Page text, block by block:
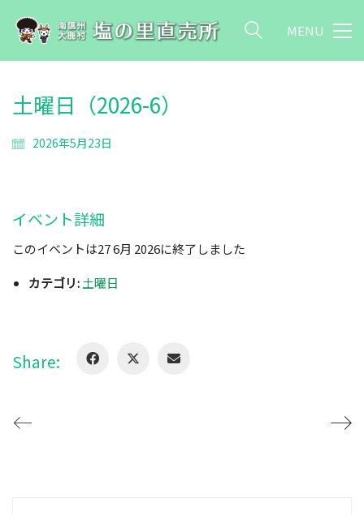
MENU
土曜日（2026-6）
2026年5月23日
イベント詳細
このイベントは27 6月 2026に終了しました
カテゴリ:土曜日
Share: